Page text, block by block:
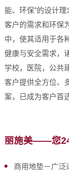
能、环保”的设计
客户的需求和环保
中，使其适用于各
健康与安全需求，
学校，医院，公共
客户提供全方位、
案，已成为客户首
丽施美――您24
商用地垫－广泛